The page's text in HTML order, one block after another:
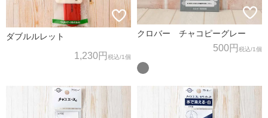
ダブルルレット
1,230円 税込/1個
クロバー チャコピーグレー
500円 税込/1個